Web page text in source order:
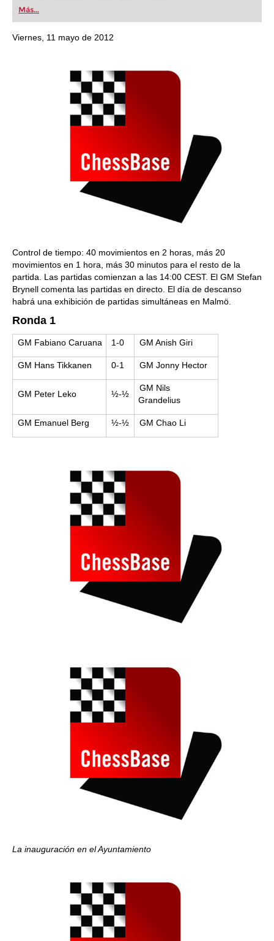
first steps into the world of club chess, or already
playing at a tournament level: with FRITZ, you can
train more efficiently, intelligently and with a
more personalised approach than ever before.
Más...
Viernes, 11 mayo de 2012
Control de tiempo: 40 movimientos en 2 horas, más 20
movimientos en 1 hora, más 30 minutos para el resto de la
partida. Las partidas comienzan a las 14:00 CEST. El GM Stefan
Brynell comenta las partidas en directo. El día de descanso
habrá una exhibición de partidas simultáneas en Malmö.
Ronda 1
GM Fabiano Caruana 1-0 GM Anish Giri
GM Hans Tikkanen 0-1 GM Jonny Hector
GM Peter Leko ½-½
GM Nils
Grandelius
GM Emanuel Berg ½-½ GM Chao Li
La inauguración en el Ayuntamiento